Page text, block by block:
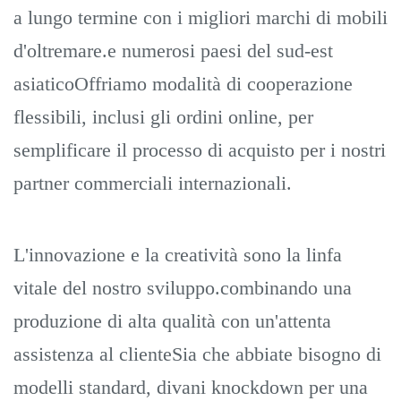
a lungo termine con i migliori marchi di mobili
d'oltremare.e numerosi paesi del sud-est
asiaticoOffriamo modalità di cooperazione
flessibili, inclusi gli ordini online, per
semplificare il processo di acquisto per i nostri
partner commerciali internazionali.
L'innovazione e la creatività sono la linfa
vitale del nostro sviluppo.combinando una
produzione di alta qualità con un'attenta
assistenza al clienteSia che abbiate bisogno di
modelli standard, divani knockdown per una